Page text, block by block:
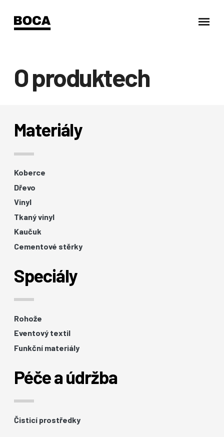
O produktech
Materiály
Koberce
Dřevo
Vinyl
Tkaný vinyl
Kaučuk
Cementové stěrky
Speciály
Rohože
Eventový textil
Funkční materiály
Péče a údržba
Čisticí prostředky